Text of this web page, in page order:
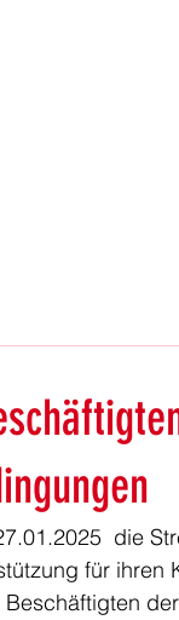
die
für ihren